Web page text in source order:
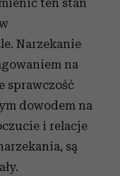
ten stan
Narzekanie
na
sprawczość
dowodem na
i relacje
są